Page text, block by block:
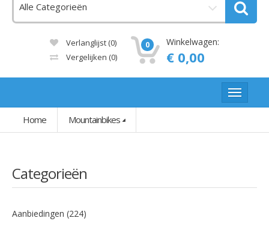
Verlanglijst (0)
Vergelijken (0)
0 Winkelwagen:
€ 0,00
Home Mountainbikes
Categorieën
Aanbiedingen (224)